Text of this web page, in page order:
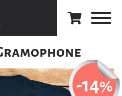
-14%